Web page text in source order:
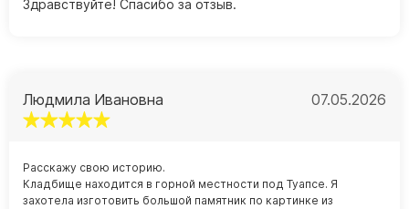
Здравствуйте! Спасибо за отзыв.
Людмила Ивановна 07.05.2026
Расскажу свою историю.
Кладбище находится в горной местности под Туапсе. Я
захотела изготовить большой памятник по картинке из